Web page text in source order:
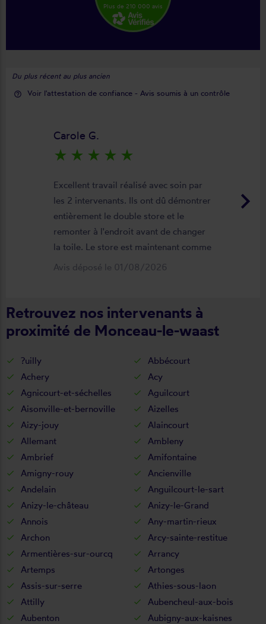
Plus de 210 000 avis
Du plus récent au plus ancien
help_outline Voir l'attestation de confiance - Avis soumis à un contrôle
keyboard_arrow_right
Carole G.
star_rate star_rate star_rate star_rate star_rate
Excellent travail réalisé avec soin par
les 2 intervenants. Ils ont dû démontrer
entièrement le double store et le
remonter à l'endroit avant de changer
la toile. Le store est maintenant comme
neuf, parfaitement positionné et
Avis déposé le 01/08/2026
Retrouvez nos intervenants à
proximité de Monceau-le-waast
?uilly
Abbécourt
Achery
Acy
Agnicourt-et-séchelles
Aguilcourt
Aisonville-et-bernoville
Aizelles
Aizy-jouy
Alaincourt
Allemant
Ambleny
Ambrief
Amifontaine
Amigny-rouy
Ancienville
Andelain
Anguilcourt-le-sart
Anizy-le-château
Anizy-le-Grand
Annois
Any-martin-rieux
Archon
Arcy-sainte-restitue
Armentières-sur-ourcq
Arrancy
Artemps
Artonges
Assis-sur-serre
Athies-sous-laon
Attilly
Aubencheul-aux-bois
Aubenton
Aubigny-aux-kaisnes